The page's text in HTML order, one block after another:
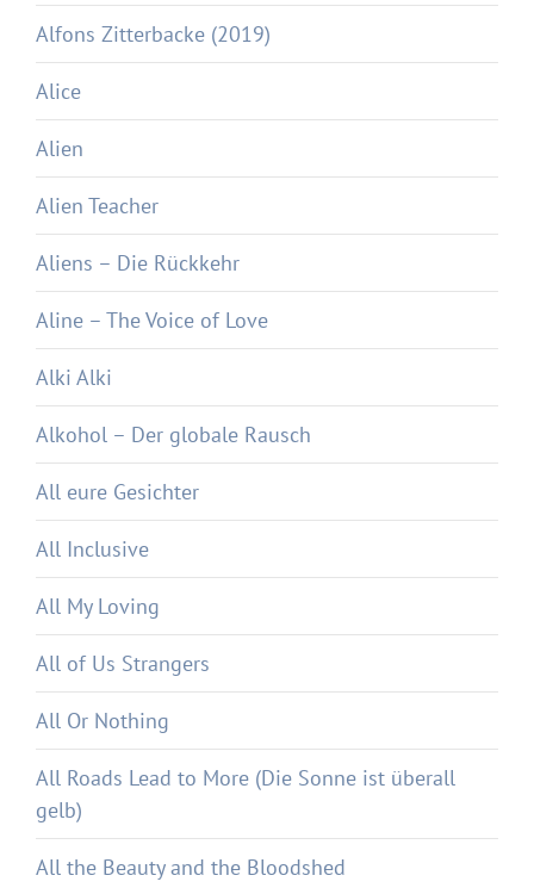
Alfons Zitterbacke (2019)
Alice
Alien
Alien Teacher
Aliens – Die Rückkehr
Aline – The Voice of Love
Alki Alki
Alkohol – Der globale Rausch
All eure Gesichter
All Inclusive
All My Loving
All of Us Strangers
All Or Nothing
All Roads Lead to More (Die Sonne ist überall
gelb)
All the Beauty and the Bloodshed